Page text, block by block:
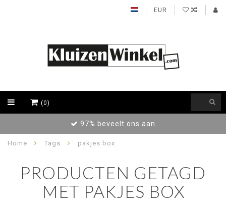
EUR
(0)
97% beveelt ons aan
Home Tags pakjes box
PRODUCTEN GETAGD
MET PAKJES BOX